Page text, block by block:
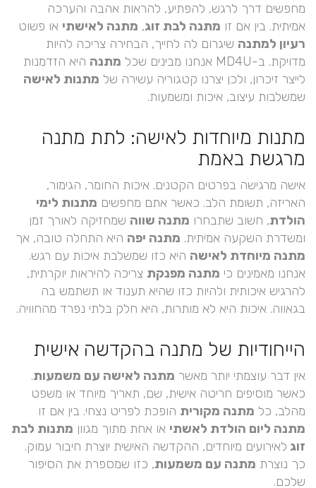
מחפשים דרך לרגש, להפתיע, להראות אהבה והערכה
אמיתית. בין אם זו מתנה לבת זוג, מתנה לאישתי או פשוט
רעיון למתנה שיגרום לה לחייך, הבחירה צריכה להיות
מדויקת. ב-MD4U אנחנו מבינים שכל
מתנה היא הזדמנות
לייצר זיכרון, ולכן יצרנו קטגוריה עשירה של מתנות לאישה
שמשלבות עיצוב, איכות ומשמעות.
מתנות מיוחדות לאישה: לתת מתנה
מרגשת באמת
אישה מרגישה בפרטים הקטנים. איכות החומר, הגימור,
האריזה, תשומת הלב. כאשר אתם מחפשים מתנות לימי
הולדת, חשוב שתבחרו מתנה שווה שמחזיקה לאורך זמן
ומשדרת השקעה אמיתית. מתנה יפה היא התחלה טובה, אך
מתנה מיוחדת לאישה היא כזו שמשלבת איכות עם רגש.
אנחנו מאמינים כי מתנה מפנקת צריכה להיראות יוקרתית,
להרגיש איכותית ולהיות כזו שהיא תענוד או תשתמש בה
בגאווה. איכות היא לא מותרות, היא חלק בלתי נפרד מהחוויה.
הייחודיות של מתנה בהקדשה אישית
אין דבר עוצמתי יותר מאשר מתנה לאישה עם משמעות.
כאשר מוסיפים חריטה אישית, שם, תאריך מיוחד או משפט
מהלב, כל מתנה מקורית הופכת לפריט נצחי. בין אם זו
מתנה ליום הולדת לאשתי או אחת מתוך מגוון מתנות לבת
זוג לאירועים מיוחדים, ההקדשה האישית יוצרת חיבור עמוק.
כך נוצרת מתנה עם משמעות, כזו שמספרת את הסיפור
שלכם.